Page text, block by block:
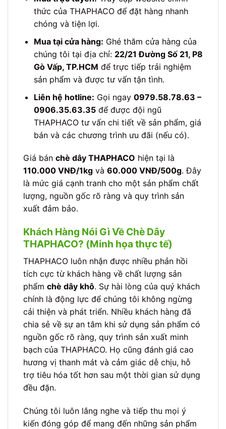
thức của THAPHACO để đặt hàng nhanh
chóng và tiện lợi.
Mua tại cửa hàng: Ghé thăm cửa hàng của
chúng tôi tại địa chỉ: 22/21 Đường Số 21, P8
Gò Vấp, TP.HCM để trực tiếp trải nghiệm
sản phẩm và được tư vấn tận tình.
Liên hệ hotline: Gọi ngay 0979.58.78.63 –
0906.35.63.35để được đội ngũ
THAPHACO tư vấn chi tiết về sản phẩm, giá
bán và các chương trình ưu đãi (nếu có).
Giá bán chè dây THAPHACO hiện tại là
110.000 VNĐ/1kg và 60.000 VNĐ/500g. Đây
là mức giá cạnh tranh cho một sản phẩm chất
lượng, nguồn gốc rõ ràng và quy trình sản
xuất đảm bảo.
Khách Hàng Nói Gì Về Chè Dây
THAPHACO? (Minh họa thực tế)
THAPHACO luôn nhận được nhiều phản hồi
tích cực từ khách hàng về chất lượng sản
phẩm chè dây khô. Sự hài lòng của quý khách
chính là động lực để chúng tôi không ngừng
cải thiện và phát triển. Nhiều khách hàng đã
chia sẻ về sự an tâm khi sử dụng sản phẩm có
nguồn gốc rõ ràng, quy trình sản xuất minh
bạch của THAPHACO. Họ cũng đánh giá cao
hương vị thanh mát và cảm giác dễ chịu, hỗ
trợ tiêu hóa tốt hơn sau một thời gian sử dụng
đều đặn.
Chúng tôi luôn lắng nghe và tiếp thu mọi ý
kiến đóng góp để mang đến những sản phẩm